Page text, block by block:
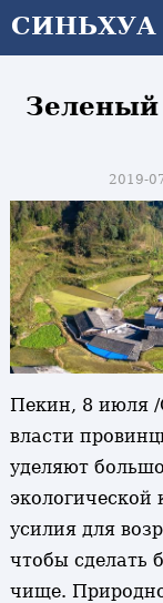
СИНЬХУА
2019-
Пекин, 8 июля /
власти
уделяют
усилия для
чтобы сделать
чище.